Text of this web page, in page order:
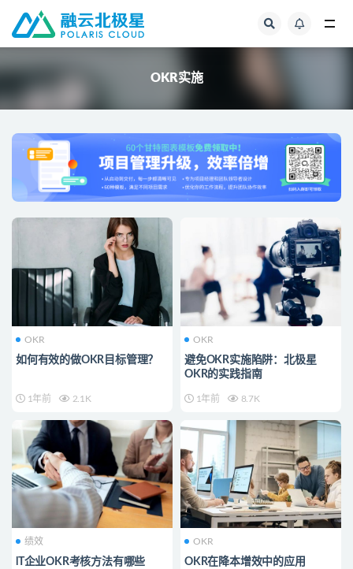
OKR实施
OKR
如何有效的做OKR目标管理？
1年前 2.1K
OKR
避免OKR实施陷阱：北极星
OKR的实践指南
1年前 8.7K
绩效
lT企业OKR考核方法有哪些
OKR
OKR在降本增效中的应用